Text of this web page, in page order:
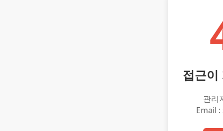
접근이
관리
Email